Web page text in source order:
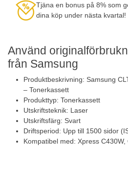
Använd
från Samsung
Produktbeskrivning: Samsung
– Tonerkassett
Produkttyp: Tonerkassett
Utskriftsteknik: Laser
Utskriftsfärg: Svart
Driftsperiod: Upp till 1500 sidor
Kompatibel med: Xpress C430W,
Tjäna en bonus på 8% som
dina köp under nästa kvartal!